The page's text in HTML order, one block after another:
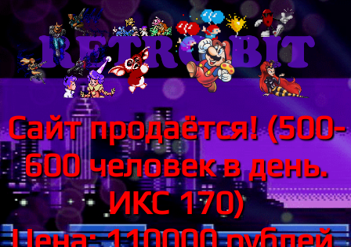
Сайт продаётся! (500-
600 человек в день.
ИКС 170)